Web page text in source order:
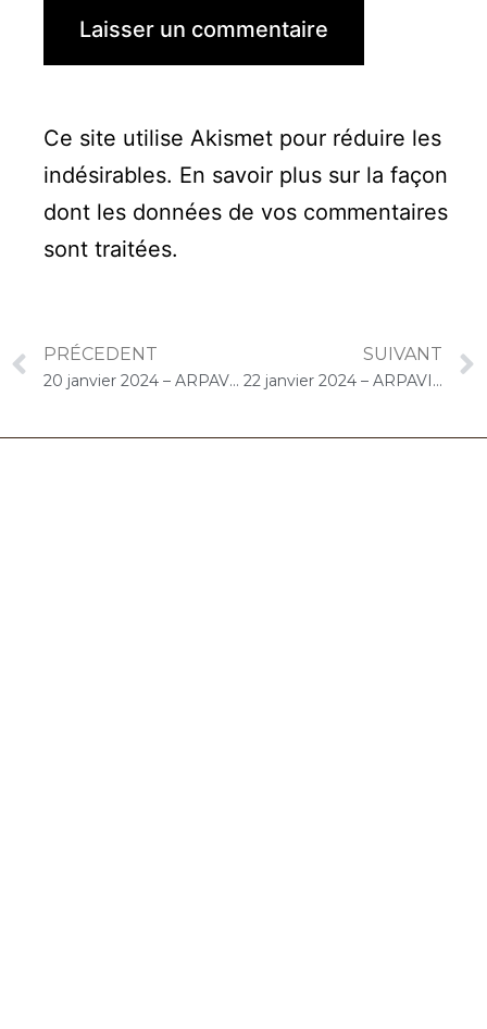
Ce site utilise Akismet pour réduire les
indésirables. En savoir plus sur la façon
dont les données de vos commentaires
sont traitées.
PRÉCEDENT
20 janvier 2024 – ARPAVIE Champfleury (Sèvres) : Concert « Choco-Cello Solo »
SUIVANT
22 janvier 2024 – ARPAVIE Arletty (Limeil-Brévannes) : Concert « choco-Cello Solo »